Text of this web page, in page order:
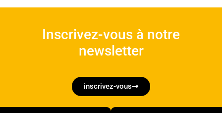
Inscrivez-vous à notre
newsletter
inscrivez-vous